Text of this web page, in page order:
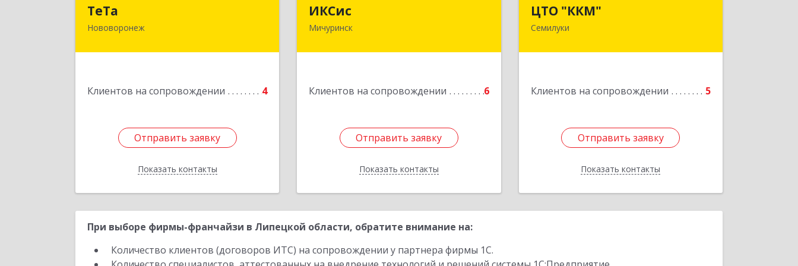
ТеТа
Нововоронеж
Клиентов на сопровождении 4
Отправить заявку
Показать контакты
396 073, Нововоронеж г, а/я, дом № 30
Отправить заявку
Назад
ИКСис
Мичуринск
Клиентов на сопровождении 6
Отправить заявку
Показать контакты
393761, Тамбовская обл, Мичуринск г,
Отправить заявку
Назад
ЦТО "ККМ"
Семилуки
Клиентов на сопровождении 5
Отправить заявку
Показать контакты
Отправить заявку
Назад
При выборе фирмы-франчайзи в Липецкой области, обратите внимание на:
Количество клиентов (договоров ИТС) на сопровождении у партнера фирмы 1С.